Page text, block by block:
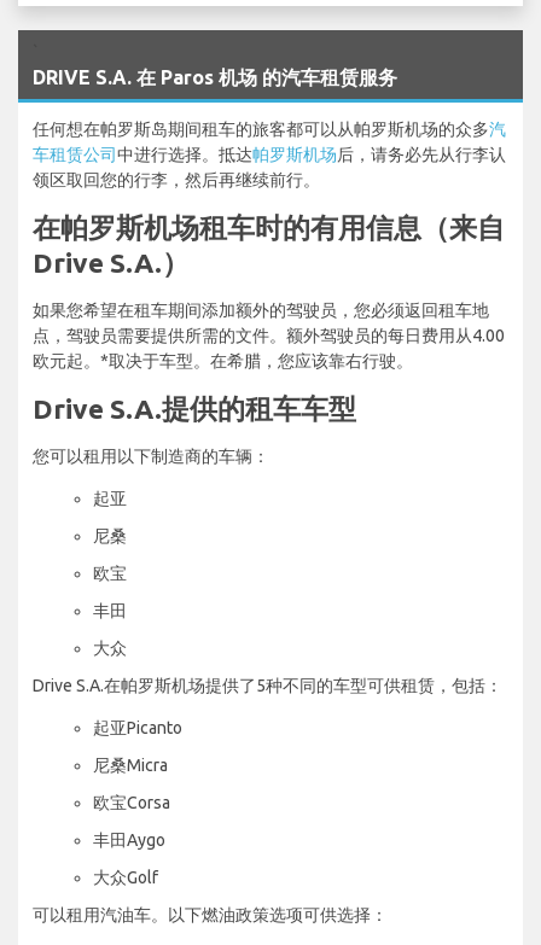
DRIVE S.A. 在 Paros 机场 的汽车租赁服务
任何想在帕罗斯岛期间租车的旅客都可以从帕罗斯机场的众多汽
车租赁公司中进行选择。抵达帕罗斯机场后，请务必先从行李认
领区取回您的行李，然后再继续前行。
在帕罗斯机场租车时的有用信息（来自
Drive S.A.）
如果您希望在租车期间添加额外的驾驶员，您必须返回租车地
点，驾驶员需要提供所需的文件。额外驾驶员的每日费用从4.00
欧元起。*取决于车型。在希腊，您应该靠右行驶。
Drive S.A.提供的租车车型
您可以租用以下制造商的车辆：
起亚
尼桑
欧宝
丰田
大众
Drive S.A.在帕罗斯机场提供了5种不同的车型可供租赁，包括：
起亚Picanto
尼桑Micra
欧宝Corsa
丰田Aygo
大众Golf
可以租用汽油车。以下燃油政策选项可供选择：